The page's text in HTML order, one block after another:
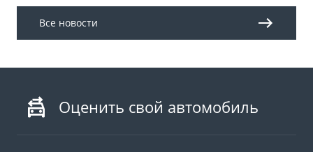
Все новости
Оценить свой автомобиль